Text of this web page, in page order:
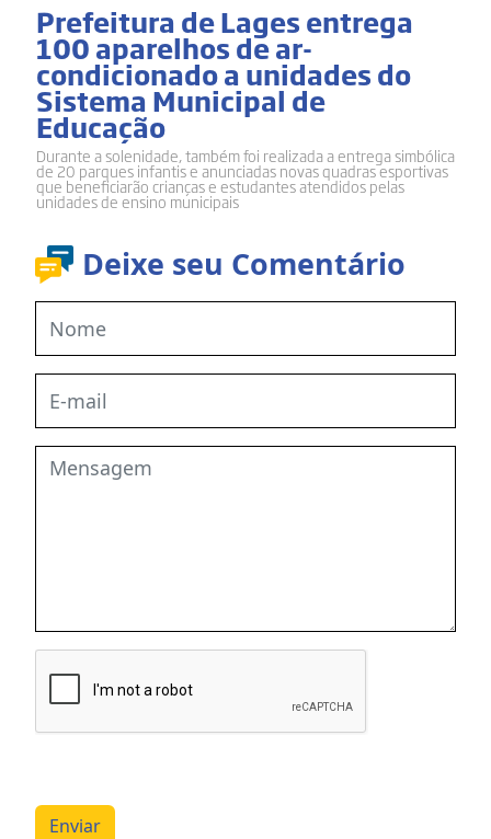
Deixe seu Comentário
Enviar
Prefeitura de Lages entrega
100 aparelhos de ar-
condicionado a unidades do
Sistema Municipal de
Educação
Durante a solenidade, também foi realizada a entrega simbólica
de 20 parques infantis e anunciadas novas quadras esportivas
que beneficiarão crianças e estudantes atendidos pelas
unidades de ensino municipais